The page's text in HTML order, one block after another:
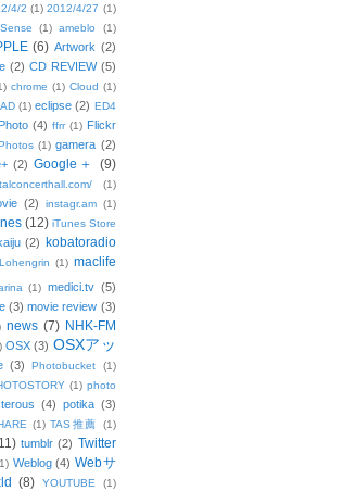
4/2 (1) 2012/4/27 (1)
(1) ameblo
(1)
(6) Artwork (2)
(2) CD REVIEW (5)
chrome (1) Cloud (1)
(1) eclipse (2) ED4
(4) ffrr (1) Flickr
(1) gamera (2)
(2) Google＋ (9)
(1)
(2) instagr.am (1)
(12) iTunes Store
(2)
kobatoradio
Lohengrin (1) maclife
(1) medici.tv (5)
(3) movie review (3)
news (7) NHK-FM
OSX (3) OSXアッ
(3) Photobucket
(1)
(1) photo
(4) potika (3)
(1) TAS推薦
(1)
tumblr (2) Twitter
Weblog (4) Webサ
(8) YOUTUBE (1)